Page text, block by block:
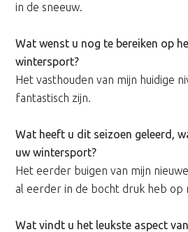
in de sneeuw.
Wat wenst u nog te bereiken op
wintersport?
Het vasthouden van mijn huidige
fantastisch zijn.
Wat heeft u dit seizoen geleerd,
uw wintersport?
Het eerder buigen van mijn
al eerder in de bocht druk heb op
Wat vindt u het leukste aspect